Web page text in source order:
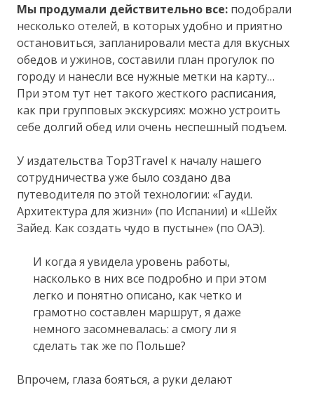
Мы продумали действительно все: подобрали
несколько отелей, в которых удобно и приятно
остановиться, запланировали места для вкусных
обедов и ужинов, составили план прогулок по
городу и нанесли все нужные метки на карту…
При этом тут нет такого жесткого расписания,
как при групповых экскурсиях: можно устроить
себе долгий обед или очень неспешный подъем.
У издательства Top3Travel к началу нашего
сотрудничества уже было создано два
путеводителя по этой технологии: «Гауди.
Архитектура для жизни» (по Испании) и «Шейх
Зайед. Как создать чудо в пустыне» (по ОАЭ).
И когда я увидела уровень работы,
насколько в них все подробно и при этом
легко и понятно описано, как четко и
грамотно составлен маршрут, я даже
немного засомневалась: а смогу ли я
сделать так же по Польше?
Впрочем, глаза бояться, а руки делают